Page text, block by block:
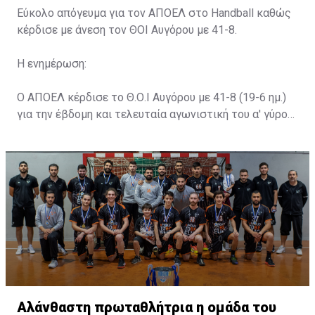
Εύκολο απόγευμα για τον ΑΠΟΕΛ στο Handball καθώς
κέρδισε με άνεση τον ΘΟΙ Αυγόρου με 41-8.
Η ενημέρωση:
Ο ΑΠΟΕΛ κέρδισε το Θ.Ο.Ι Αυγόρου με 41-8 (19-6 ημ.)
για την έβδομη και τελευταία αγωνιστική του α' γύρου
Αλάνθαστη πρωταθλήτρια η ομάδα του